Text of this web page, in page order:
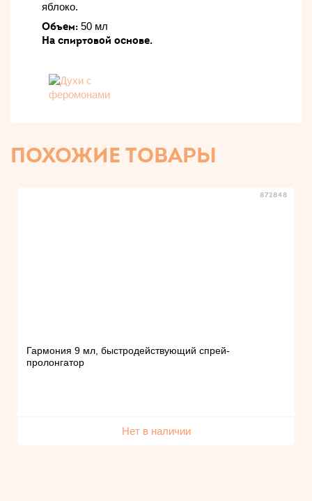
яблоко.
Объем: 50 мл
На спиртовой основе.
ПОХОЖИЕ ТОВАРЫ
872848
Гармония 9 мл, быстродействующий спрей-
пролонгатор
Нет в наличии